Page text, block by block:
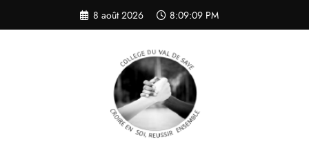
contenu
8 août 2026 8:09:09 PM